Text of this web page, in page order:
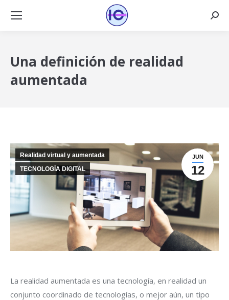
Una definición de realidad
aumentada
JUN
12
Realidad virtual y aumentada
TECNOLOGÍA DIGITAL
La realidad aumentada es una tecnología, en realidad un
conjunto coordinado de tecnologías, o mejor aún, un tipo